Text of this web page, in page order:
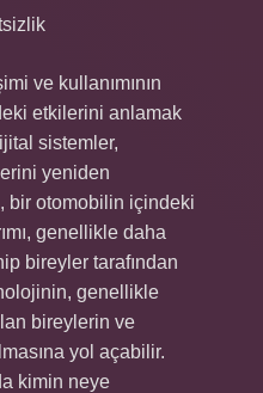
ve kullanımının
etkilerini anlamak
sistemler,
yeniden
bir otomobilin içindeki
genellikle daha
bireyler tarafından
genellikle
bireylerin ve
yol açabilir.
kimin neye